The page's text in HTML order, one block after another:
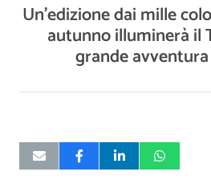
Un’edizione dai mille
autunno illuminerà il
grande